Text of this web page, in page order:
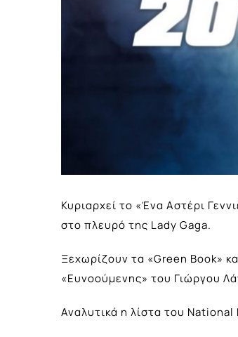
Κυριαρχεί το «Ένα Αστέρι
στο πλευρό της Lady Gaga.
Ξεχωρίζουν τα «Green Book»
«Ευνοούμενης» του Γιώργου
Αναλυτικά η λίστα του